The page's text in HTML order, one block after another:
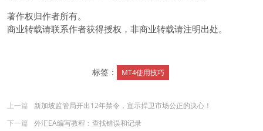
著作权归作者所有。
商业转载请联系作者获得授权，非商业转载请注明出处。
标签： MT4使用技巧
上一篇
新加坡监管局开出12年禁令，宣示捍卫市场公正的决心！
下一篇
外汇EA编写教程：查找错误和记录